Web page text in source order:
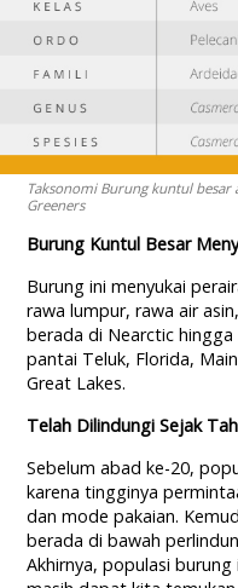
Taksonomi Burung kuntul besar
Greeners
Burung Kuntul Besar
Burung ini menyukai
rawa lumpur, rawa air
berada di Nearctic
pantai Teluk, Florida,
Great Lakes.
Telah Dilindungi Sejak
Sebelum abad ke-20,
karena tingginya
dan mode pakaian.
berada di bawah
Akhirnya, populasi